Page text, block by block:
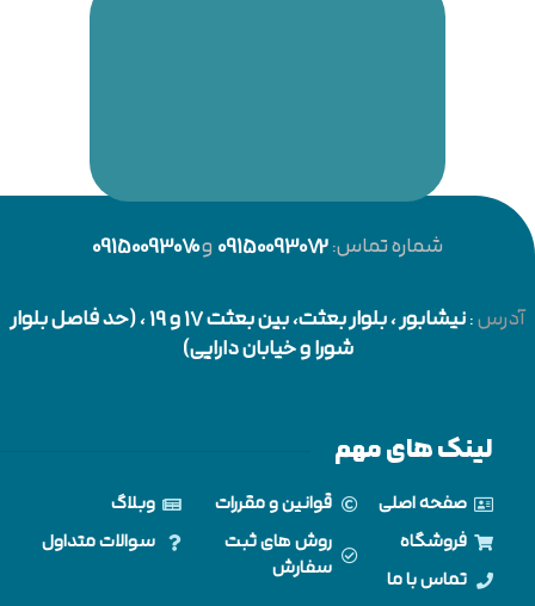
شماره تماس:09150093072و09150093070
آدرس:نیشابور
، بلوار بعثت، بین بعثت 17 و 19 ، (حد فاصل بلوار
شورا و خیابان دارایی)
لینک های مهم
صفحه اصلی
فروشگاه
تماس با ما
قوانین و مقررات
روش های ثبت
سفارش
وبلاگ
سوالات متداول